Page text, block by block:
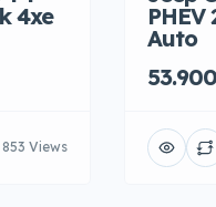
4xe
853 Views
Auto